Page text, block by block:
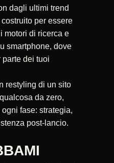
dagli ultimi trend
per essere
motori di ricerca e
smartphone, dove
dei tuoi
restyling di un sito
da zero,
fase: strategia,
post-lancio.